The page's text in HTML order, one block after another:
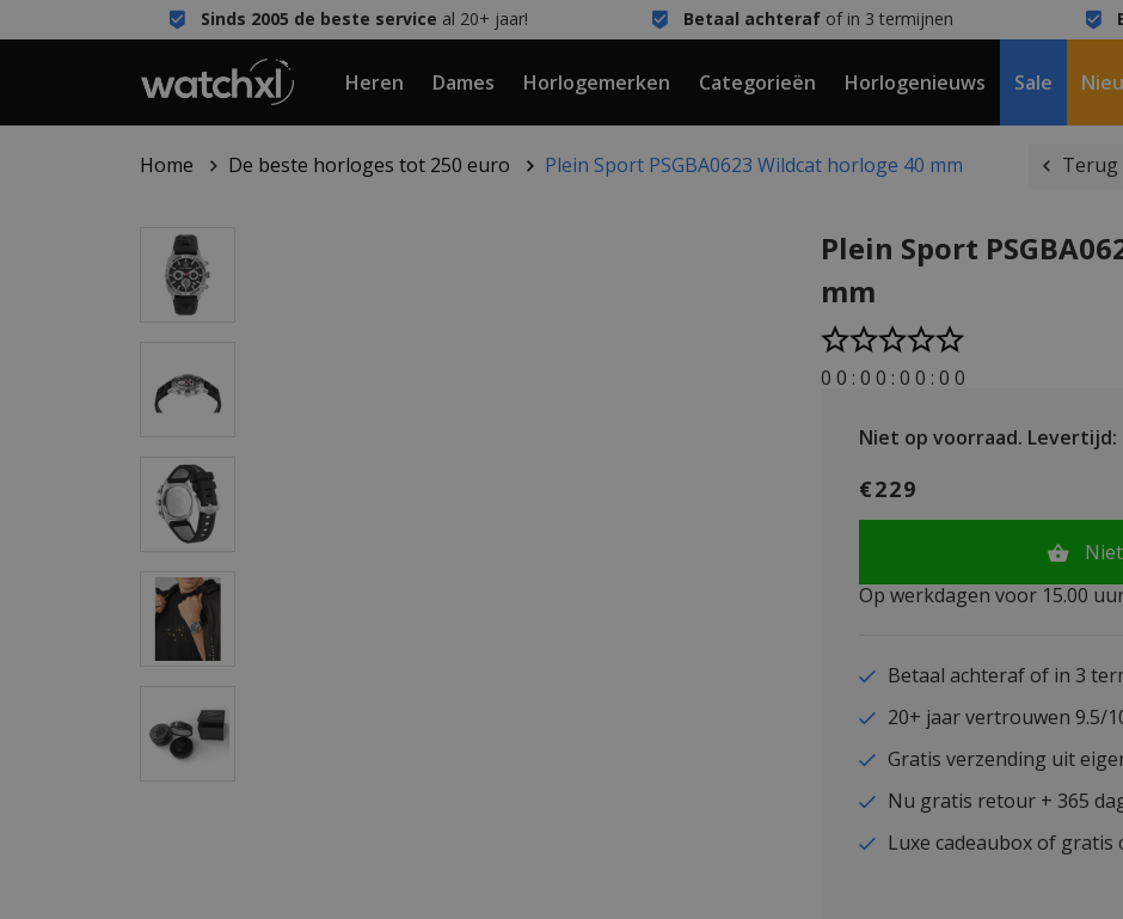
Sinds 2005 de beste service al 20+ jaar! Betaal achterafof in 3 termijnen
Heren Dames Horlogemerken Categorieën Horlogenieuws Sale
Home De beste horloges tot 250 euro Plein Sport PSGBA0623 Wildcat horloge 40 mm Terug
Plein Sport
mm
0 0 : 0 0 : 0 0 : 0 0
Niet op voorraad. Levertijd:
€229
Op werkdagen voor 15.00
Betaal achteraf of in 3
20+ jaar vertrouwen 9.5/10
Gratis verzending uit
Nu gratis retour + 365
Luxe cadeaubox of gratis